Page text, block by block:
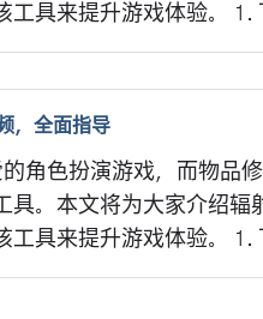
工具来提升游戏体验。 1.
，全面指导
角色扮演游戏，而物品
具。本文将为大家介绍辐
工具来提升游戏体验。 1.